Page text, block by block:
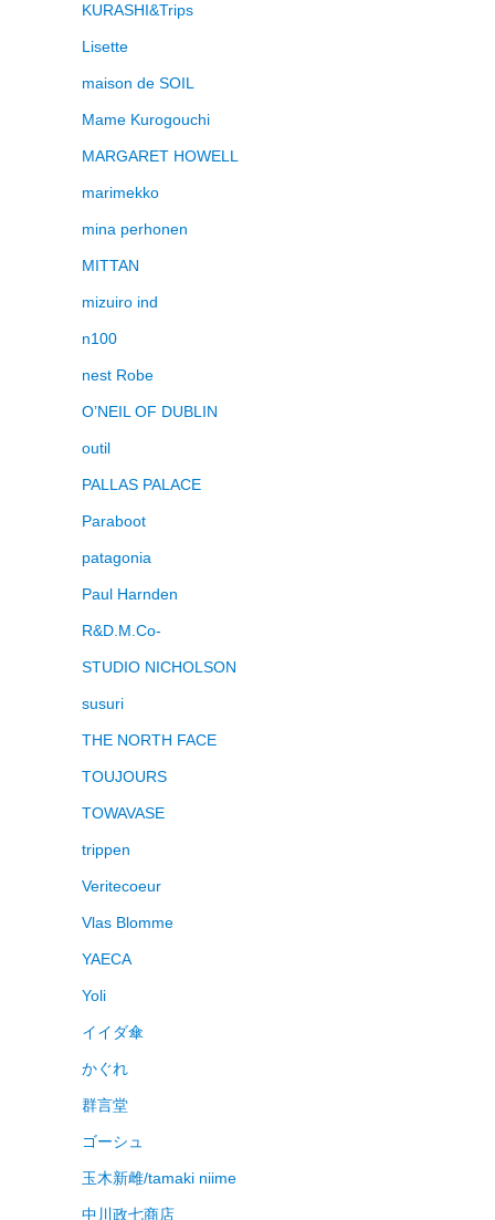
KURASHI&Trips
Lisette
maison de SOIL
Mame Kurogouchi
MARGARET HOWELL
marimekko
mina perhonen
MITTAN
mizuiro ind
n100
nest Robe
O’NEIL OF DUBLIN
outil
PALLAS PALACE
Paraboot
patagonia
Paul Harnden
R&D.M.Co-
STUDIO NICHOLSON
susuri
THE NORTH FACE
TOUJOURS
TOWAVASE
trippen
Veritecoeur
Vlas Blomme
YAECA
Yoli
イイダ傘
かぐれ
群言堂
ゴーシュ
玉木新雌/tamaki niime
中川政七商店